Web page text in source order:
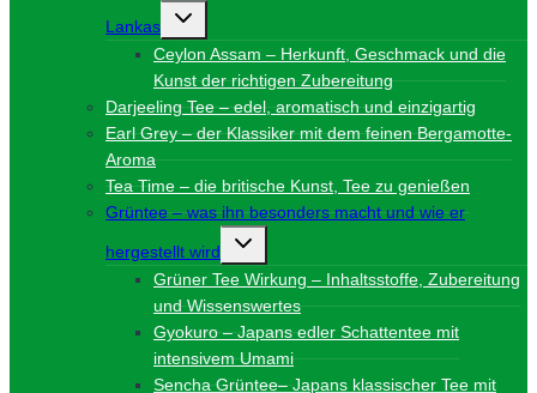
Lankas
Untermenü
umschalten
Ceylon Assam – Herkunft, Geschmack und die
Kunst der richtigen Zubereitung
Darjeeling Tee – edel, aromatisch und einzigartig
Earl Grey – der Klassiker mit dem feinen Bergamotte-
Aroma
Tea Time – die britische Kunst, Tee zu genießen
Grüntee – was ihn besonders macht und wie er
hergestellt wird
Untermenü
umschalten
Grüner Tee Wirkung – Inhaltsstoffe, Zubereitung
und Wissenswertes
Gyokuro – Japans edler Schattentee mit
intensivem Umami
Sencha Grüntee– Japans klassischer Tee mit